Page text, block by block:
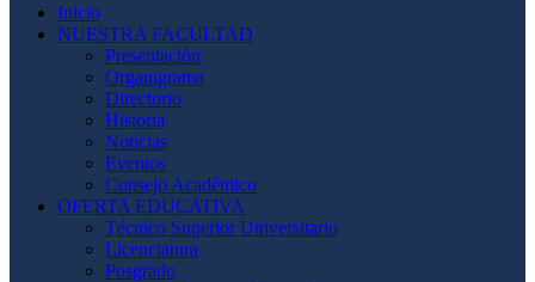
Inicio
NUESTRA FACULTAD
Presentación
Organigrama
Directorio
Historia
Noticias
Eventos
Consejo Académico
OFERTA EDUCATIVA
Técnico Superior Universitario
Licenciatura
Posgrado